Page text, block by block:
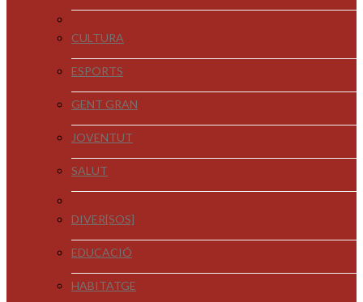
CULTURA
ESPORTS
GENT GRAN
JOVENTUT
SALUT
DIVER[SOS]
EDUCACIÓ
HABITATGE